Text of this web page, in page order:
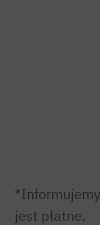
jest płatne.